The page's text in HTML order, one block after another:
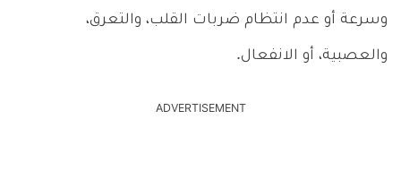
وسرعة أو عدم انتظام ضربات القلب، والتعرق،
والعصبية، أو الانفعال.
ADVERTISEMENT